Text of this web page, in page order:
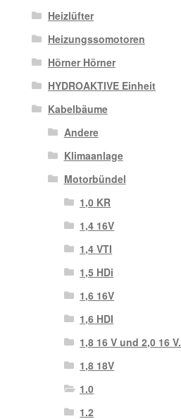
Heizlüfter
Heizungssomotoren
Hörner Hörner
HYDROAKTIVE Einheit
Kabelbäume
Andere
Klimaanlage
Motorbündel
1,0 KR
1,4 16V
1,4 VTI
1,5 HDi
1,6 16V
1,6 HDI
1,8 16 V und 2,0 16 V.
1,8 18V
1.0
1.2